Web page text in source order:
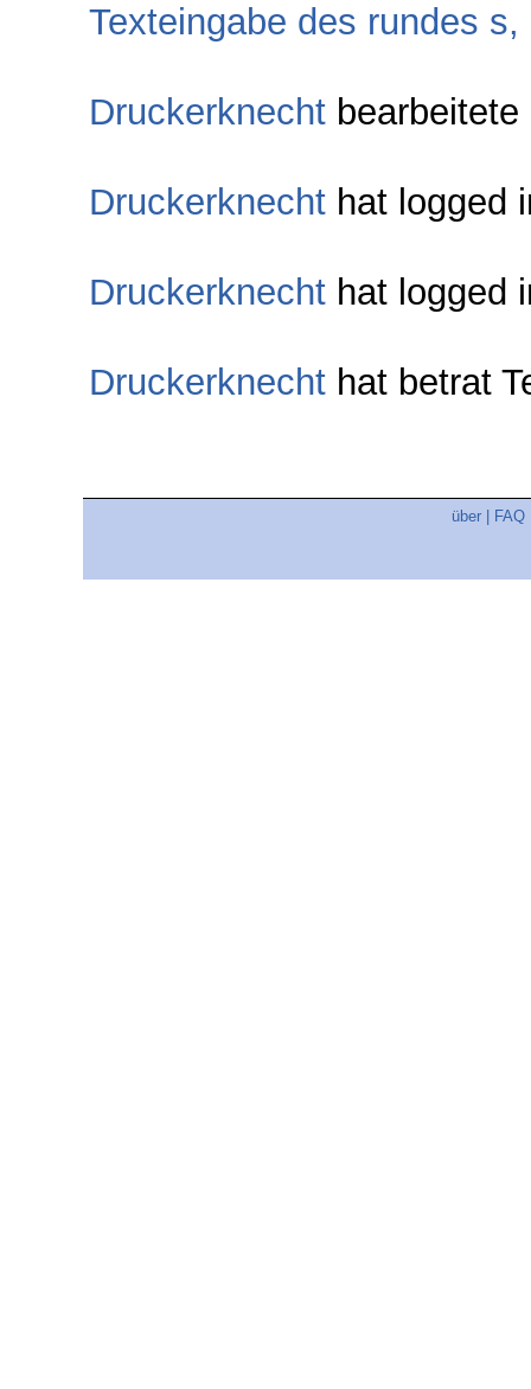
Texteingabe des rundes
Druckerknecht
Druckerknecht hat logged
Druckerknecht hat logged
Druckerknecht hat betrat
über FAQ